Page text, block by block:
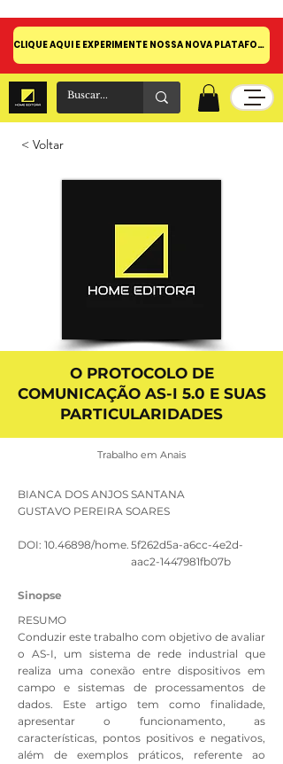
CLIQUE AQUI E EXPERIMENTE NOSSA NOVA PLATAFORMA!
< Voltar
O PROTOCOLO DE
COMUNICAÇÃO AS-I 5.0 E SUAS
PARTICULARIDADES
Trabalho em Anais
BIANCA DOS ANJOS SANTANA
GUSTAVO PEREIRA SOARES
DOI: 10.46898/home. 5f262d5a-a6cc-4e2d-
aac2-1447981fb07b
Sinopse
RESUMO
Conduzir este trabalho com objetivo de avaliar
o AS-I, um sistema de rede industrial que
realiza uma conexão entre dispositivos em
campo e sistemas de processamentos de
dados. Este artigo tem como finalidade,
apresentar o funcionamento, as
características, pontos positivos e negativos,
além de exemplos práticos, referente ao